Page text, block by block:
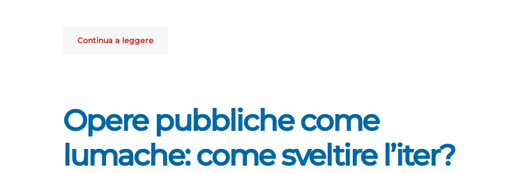
Continua a leggere
Opere pubbliche come
lumache: come sveltire l’iter?